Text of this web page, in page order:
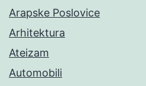
Arapske Poslovice
Arhitektura
Ateizam
Automobili